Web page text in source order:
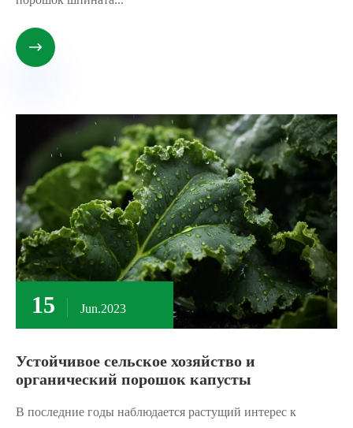

15 Jun.2023
Устойчивое сельское хозяйство и
органический порошок капусты
В последние годы наблюдается растущий интерес к